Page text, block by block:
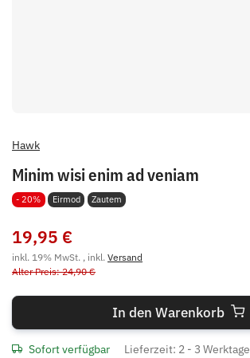
Hawk
Minim wisi enim ad veniam
- 20% Eirmod Zautem
19,95 €
inkl. 19% MwSt. , inkl. Versand
Alter Preis: 24,90 €
In den Warenkorb
Sofort verfügbar Lieferzeit: 2 - 3 Werktage